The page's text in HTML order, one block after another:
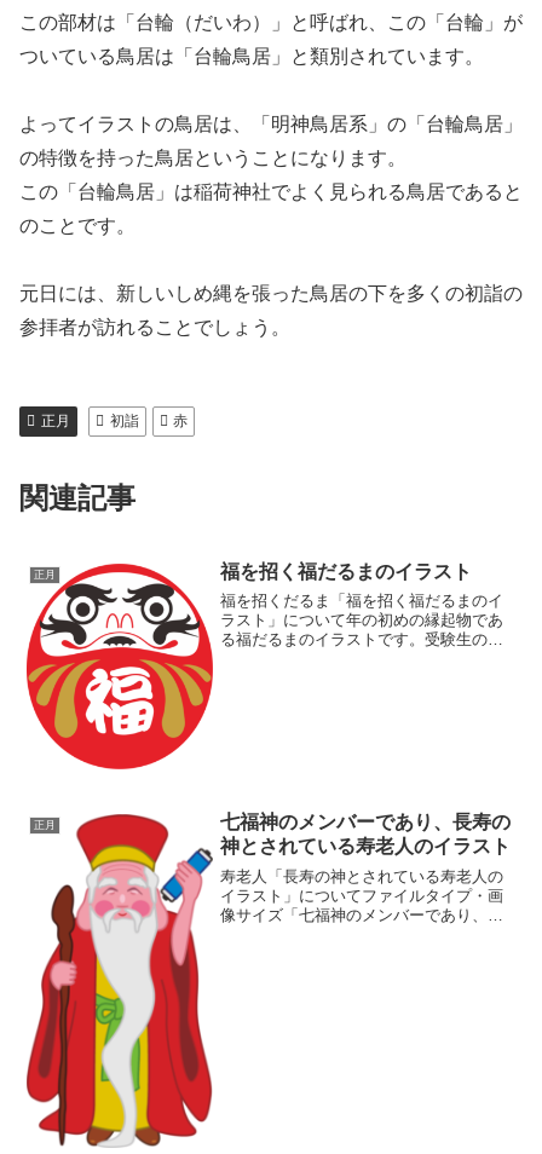
この部材は「台輪（だいわ）」と呼ばれ、この「台輪」が
ついている鳥居は「台輪鳥居」と類別されています。
よってイラストの鳥居は、「明神鳥居系」の「台輪鳥居」
の特徴を持った鳥居ということになります。
この「台輪鳥居」は稲荷神社でよく見られる鳥居であると
のことです。
元日には、新しいしめ縄を張った鳥居の下を多くの初詣の
参拝者が訪れることでしょう。
正月 初詣 赤
関連記事
正月 福を招く福だるまのイラスト
福を招くだるま「福を招く福だるまのイ
ラスト」について年の初めの縁起物であ
る福だるまのイラストです。受験生のあ
正月
七福神のメンバーであり、長寿の
神とされている寿老人のイラスト
寿老人「長寿の神とされている寿老人の
イラスト」についてファイルタイプ・画
像サイズ「七福神のメンバーであり、長